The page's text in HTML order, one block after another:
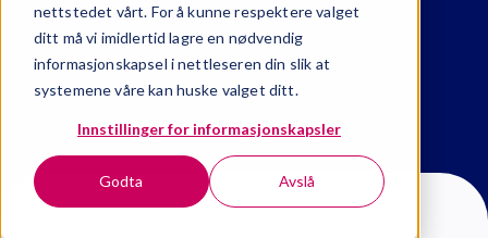
nettstedet vårt. For å kunne respektere valget
ditt må vi imidlertid lagre en nødvendig
informasjonskapsel i nettleseren din slik at
systemene våre kan huske valget ditt.
Innstillinger for informasjonskapsler
Godta Avslå